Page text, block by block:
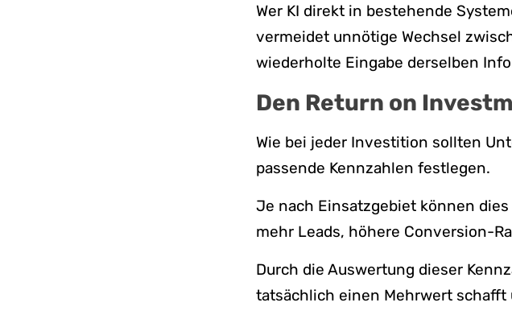
Wer KI direkt in bestehende
vermeidet unnötige Wechsel
wiederholte Eingabe derselben
Den Return on
Wie bei jeder Investition sollten
passende Kennzahlen festlegen.
Je nach Einsatzgebiet können
mehr Leads, höhere Conversion-
Durch die Auswertung dieser
tatsächlich einen Mehrwert